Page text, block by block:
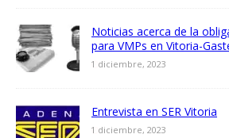
Noticias acerca de la
para VMPs en Vitoria-
1 diciembre, 2023
Entrevista en SER Vitoria
1 diciembre, 2023